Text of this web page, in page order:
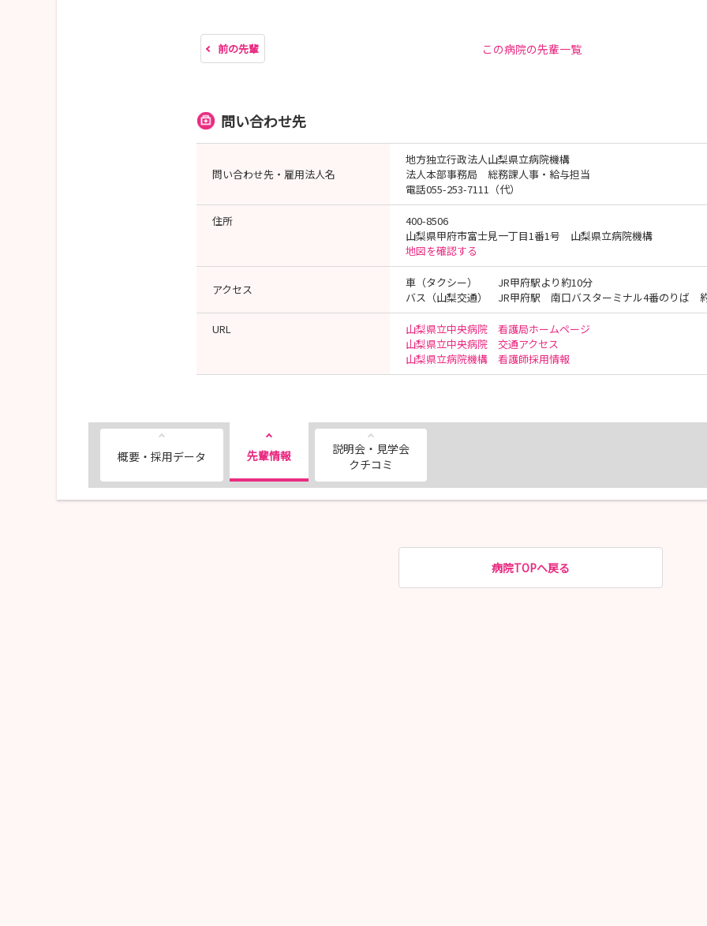
前の先輩 この病院の先輩一覧
問い合わせ先
問い合わせ先・雇用法人名
地方独立行政法人山梨県立病院機構
法人本部事務局 総務課人事・給与担当
電話055-253-7111（代）
住所
400-8506
山梨県甲府市富士見一丁目1番1号 山梨県立病院機構
地図を確認する
アクセス
車（タクシー） JR甲府駅より約10分
バス（山梨交通） JR甲府駅 南口バスターミナル4番のりば
URL
山梨県立中央病院 看護局ホームページ
山梨県立中央病院 交通アクセス
山梨県立病院機構 看護師採用情報
概要・採用データ 先輩情報
説明会・見学会
クチコミ
病院TOPへ戻る